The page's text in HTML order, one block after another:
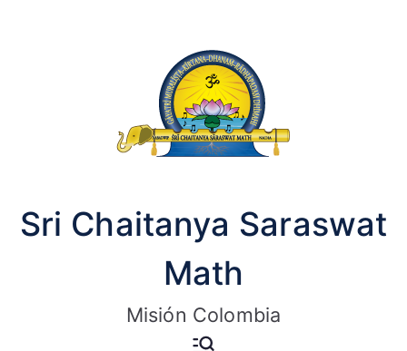
Sri Chaitanya Saraswat
Math
Misión Colombia